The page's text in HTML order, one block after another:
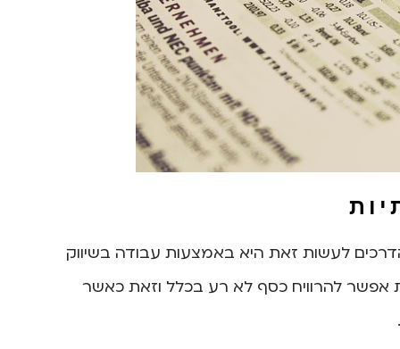
לעשות זאת היא באמצעות עבודה בשיווק
להרוויח כסף לא רע בכלל וזאת כאשר